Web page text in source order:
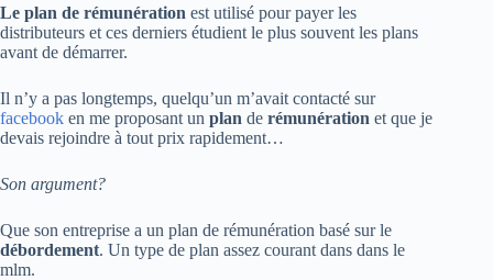
Le plan de rémunération est utilisé pour payer les
distributeurs et ces derniers étudient le plus souvent les plans
avant de démarrer.
Il n’y a pas longtemps, quelqu’un m’avait contacté sur
facebook en me proposant un plan de rémunération et que je
devais rejoindre à tout prix rapidement…
Son argument?
Que son entreprise a un plan de rémunération basé sur le
débordement. Un type de plan assez courant dans dans le
mlm.